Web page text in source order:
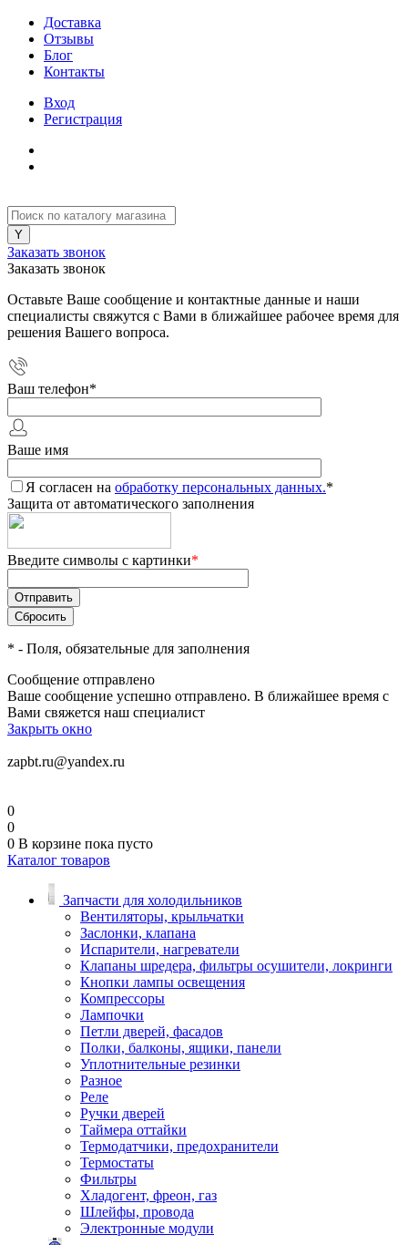
Доставка
Отзывы
Блог
Контакты
Вход
Регистрация
Заказать звонок
Заказать звонок
Оставьте Ваше сообщение и контактные данные и наши
специалисты свяжутся с Вами в ближайшее рабочее время для
решения Вашего вопроса.
Ваш телефон*
Ваше имя
Я согласен на обработку персональных данных.*
Защита от автоматического заполнения
Введите символы с картинки*
* - Поля, обязательные для заполнения
Сообщение отправлено
Ваше сообщение успешно отправлено. В ближайшее время с
Вами свяжется наш специалист
Закрыть окно
zapbt.ru@yandex.ru
0
0
0 В корзине пока пусто
Каталог товаров
Запчасти для холодильников
Вентиляторы, крыльчатки
Заслонки, клапана
Испарители, нагреватели
Клапаны шредера, фильтры осушители, локринги
Кнопки лампы освещения
Компрессоры
Лампочки
Петли дверей, фасадов
Полки, балконы, ящики, панели
Уплотнительные резинки
Разное
Реле
Ручки дверей
Таймера оттайки
Термодатчики, предохранители
Термостаты
Фильтры
Хладогент, фреон, газ
Шлейфы, провода
Электронные модули